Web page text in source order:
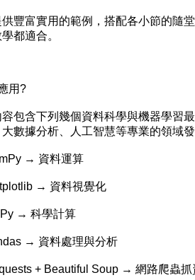
富實用的範例，搭配各小節的隨堂
都適合。
用?
含下列幾個資料科學與機器學習最
數據分析、人工智慧等專業的領域發
→ 資料運算
→ 資料視覺化
→ 科學計算
→ 資料處理與分析
+ Beautiful Soup → 網路爬蟲抓